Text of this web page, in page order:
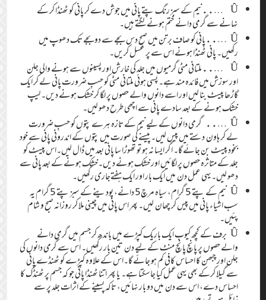
Û …..نیم کے سبز رنگ پتے پانی میں جوش دے کر پانی کو ٹھنڈا کر کے
نہانے سے گرمی دانے ختم ہونے لگتے ہیں۔
Û …..پانی کو صاف برتن میں صبح دس بجے سے دوبجے تک دھوپ میں
رکھیں۔ پانی ٹھنڈا ہونے اس سے پر غسل کریں۔
Û …..ملتانی مٹی گرمیوں میں جلد کی خارش اور پسینوں سے ہونے والی جلن
اور سوزش میں فائدہ مند ہے۔ پسی ہوئی ملتانی مٹی کو حسبِ ضرورت پانی لے کر ایک
گاڑھا پیسٹ بنا لیں اور اسے دانوں والے حصوں پر لگا کر خشک ہونے دیں۔ لیپ
خشک ہونے کے بعد سادے پانی سے اچھی طرح دھو لیں۔
Û ….. گرمی دانوں کے لیے نیم کے تازہ ہرے پتوں کو حسبِ ضرورت
لے کر ہاون دستے میں پیس لیں۔ پیسنے کی صورت میں پتوں کے اندرونی پانی سے خود
بخود پیسٹ بن جائے گا۔ اگر ایسا نہ ہو تو تھوڑا سا پانی بعد میں ڈال لیں۔اس پیسٹ کو
جلد کے متاثرہ حصوں پر لگائیں اور خشک ہونے دیں۔خشک ہونے کے بعد پانی سے
دھو لیں۔یہی عمل دن میں ایک بار اور ایک ہفتےجاری رکھیں۔
Û نیم کے پتے 5 گرام، سیاہ مرچ5 دانے، پودینے کے سبز پتے 5 گرام یہ
سب اشیاء پانی میں پیس کر چھان لیں۔ پھر اس پانی میں چینی ملا کر روزانہ صبح و شام
پئیں۔
Û برف کے کچھ کیوب ایک باریک کپڑے میں باندھ کر جسم میں گرمی دانے
والے حصوں پر پانچ پانچ منٹ کے لیے دن تین بار رکھیں۔ اس سے گرمی دانوں کی
جلن اور چبھن کا احساس کافی کم ہو جائے گا۔اس کے علاوہ کپڑے کو ٹھنڈے پانی
سے گیلا کرکے بھی یہی عمل کیا جاسکتا ہے۔ یا پھر اتنا ٹھنڈا پانی جو کہ جسم پر ٹھنڈک کا
احساس دے، اس سے دن میں دو بار نہائیں، تاکہ پسینے کے اثرات جلد پر سے